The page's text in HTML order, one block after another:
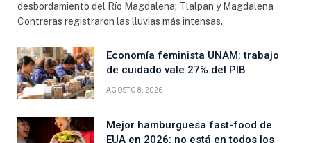
desbordamiento del Río Magdalena; Tlalpan y Magdalena
Contreras registraron las lluvias más intensas.
Economía feminista UNAM: trabajo
de cuidado vale 27% del PIB
AGOSTO 8, 2026
Mejor hamburguesa fast-food de
EUA en 2026: no está en todos los